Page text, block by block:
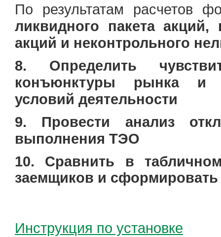
По результатам расчетов
ликвидного пакета акций,
акций и неконтрольного
8. Определить
конъюнктуры рынка и
условий деятельности
9. Провести анализ
выполнения ТЭО
10. Сравнить в
заемщиков и
Инструкция по установке